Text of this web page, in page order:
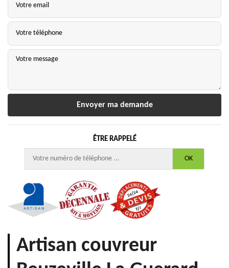
ÊTRE RAPPELÉ
Artisan couvreur